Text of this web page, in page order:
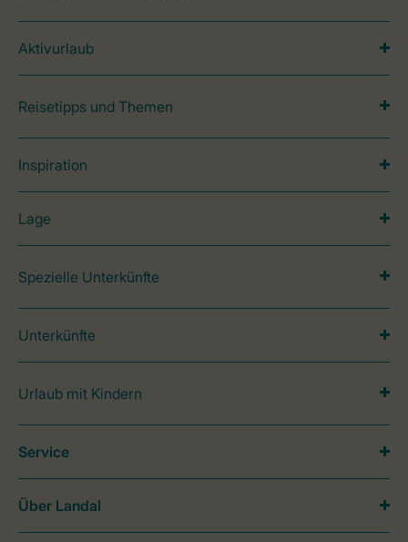
Aktivurlaub
Reisetipps und Themen
Inspiration
Lage
Spezielle Unterkünfte
Unterkünfte
Urlaub mit Kindern
Service
Über Landal